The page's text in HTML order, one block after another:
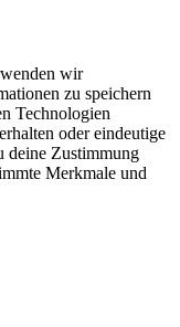
wir
zu speichern
Technologien
oder eindeutige
deine Zustimmung
Merkmale und